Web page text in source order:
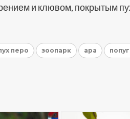
и клювом, покрытым
перо зоопарк ара